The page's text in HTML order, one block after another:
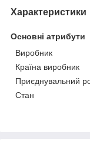
Характеристики
Основні атрибути
Виробник
Країна виробник
Приєднувальний
Стан